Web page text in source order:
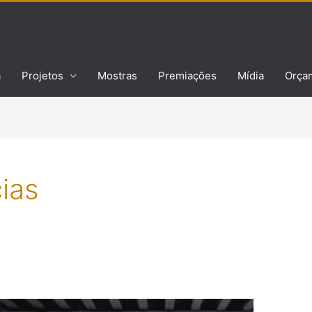
Projetos Mostras Premiações Mídia